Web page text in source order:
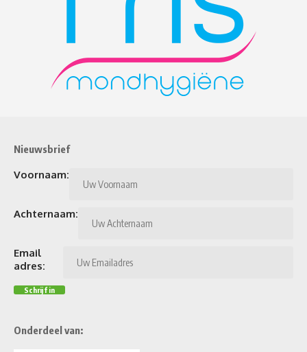
Nieuwsbrief
Voornaam:
Achternaam:
Email
adres:
Onderdeel van: